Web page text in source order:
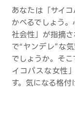
えもじの子（占）
占い記事
お知らせ
LINE占いを
あなたは「サイ
かべるでしょう
社会性」が指摘
で“ヤンデレ”な
でしょうか。そ
イコパスな女性
す。気になる格